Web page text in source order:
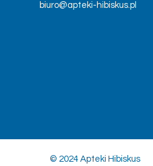
biuro@apteki-hibiskus.pl
© 2024 Apteki Hibiskus